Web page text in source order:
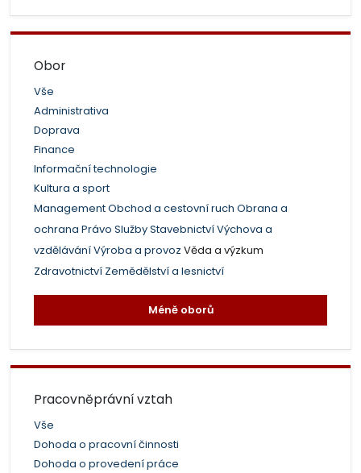
Obor
Vše
Administrativa
Doprava
Finance
Informační technologie
Kultura a sport
ManagementObchod a cestovní ruch Obrana a
ochrana Právo SlužbyStavebnictvíVýchova a
vzděláváníVýroba a provoz Věda a výzkum
Zdravotnictví Zemědělství a lesnictví
Méně oborů
Pracovněprávní vztah
Vše
Dohoda o pracovní činnosti
Dohoda o provedení práce